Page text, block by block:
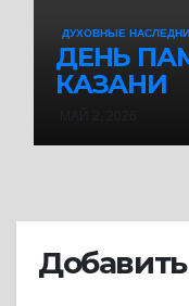
ДУХОВНЫЕ
ДЕНЬ
КАЗАНИ